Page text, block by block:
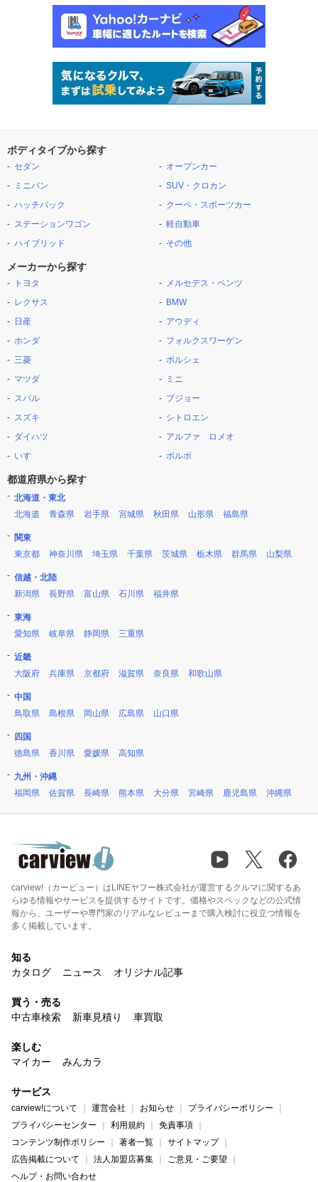
ボディタイプから探す
セダン
ミニバン
ハッチバック
ステーションワゴン
ハイブリッド
オープンカー
SUV・クロカン
クーペ・スポーツカー
軽自動車
その他
メーカーから探す
トヨタ
レクサス
日産
ホンダ
三菱
マツダ
スバル
スズキ
ダイハツ
いすゞ
メルセデス・ベンツ
BMW
アウディ
フォルクスワーゲン
ポルシェ
ミニ
プジョー
シトロエン
アルファ ロメオ
ボルボ
都道府県から探す
北海道・東北
北海道
青森県 岩手県 宮城県 秋田県 山形県 福島県
関東
東京都
神奈川県 埼玉県 千葉県 茨城県 栃木県 群馬県 山梨県
信越・北陸
新潟県
長野県 富山県 石川県 福井県
東海
愛知県
岐阜県 静岡県 三重県
近畿
大阪府
兵庫県 京都府 滋賀県 奈良県 和歌山県
中国
鳥取県
島根県 岡山県 広島県 山口県
四国
徳島県
香川県 愛媛県 高知県
九州・沖縄
福岡県
佐賀県 長崎県 熊本県 大分県 宮崎県 鹿児島県 沖縄県
carview!（カービュー）はLINEヤフー株式会社が運営するクルマに関するあ
らゆる情報やサービスを提供するサイトです。価格やスペックなどの公式情
報から、ユーザーや専門家のリアルなレビューまで購入検討に役立つ情報を
多く掲載しています。
知る
カタログ
ニュース オリジナル記事
買う・売る
中古車検索
新車見積り 車買取
楽しむ
マイカー
みんカラ
サービス
carview!について 運営会社 お知らせ
プライバシーポリシー
プライバシーセンター
利用規約
免責事項
コンテンツ制作ポリシー
著者一覧
サイトマップ
広告掲載について
法人加盟店募集
ご意見・ご要望
ヘルプ・お問い合わせ